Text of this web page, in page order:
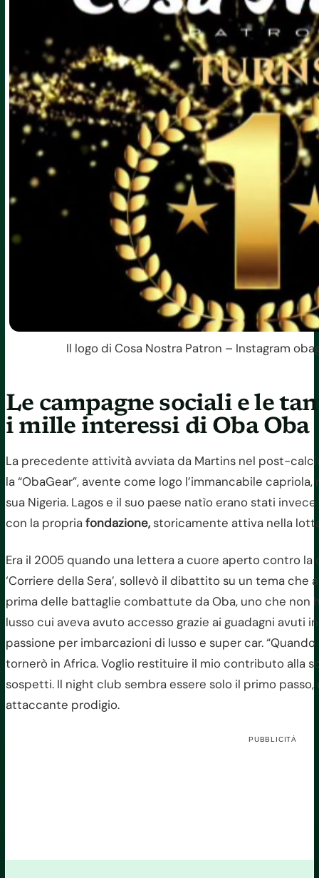
Il logo di Cosa Nostra Patron – Instagram
Le campagne sociali e le
i mille interessi di Oba Oba
La precedente attività avviata da Martins nel post-
la “ObaGear”, avente come logo l’immancabile
sua Nigeria. Lagos e il suo paese natìo erano stati
con la propriafondazione,storicamente attiva nella
Era il 2005 quando una lettera a cuore aperto contro
‘Corriere della Sera’, sollevò il dibattito su un tema che
prima delle battaglie combattute da Oba, uno che non
lusso cui aveva avuto accesso grazie ai guadagni avuti
passione per imbarcazioni di lusso e super car.
tornerò in Africa. Voglio restituire il mio contributo alla
sospetti. Il night club sembra essere solo il primo
attaccante prodigio.
PUBBLICITÀ